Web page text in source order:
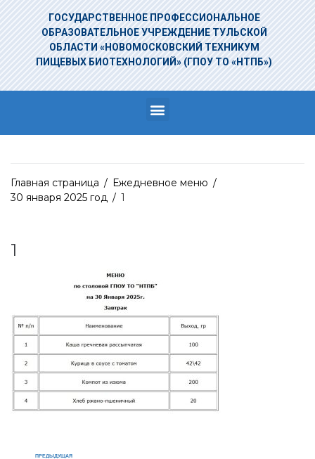
ГОСУДАРСТВЕННОЕ ПРОФЕССИОНАЛЬНОЕ
ОБРАЗОВАТЕЛЬНОЕ УЧРЕЖДЕНИЕТУЛЬСКОЙ
ОБЛАСТИ «НОВОМОСКОВСКИЙ ТЕХНИКУМ
ПИЩЕВЫХ БИОТЕХНОЛОГИЙ» (ГПОУ ТО «НТПБ»)
Главная страница / Ежедневное меню /
30 января 2025 год / 1
1
ПРЕДЫДУЩАЯ